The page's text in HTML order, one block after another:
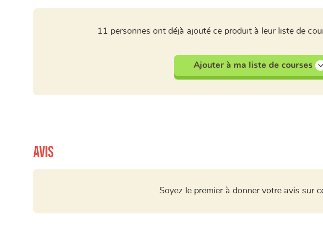
11 personnes ont déjà ajouté ce produit à leur liste de
Ajouter à ma liste de courses
Avis
Soyez le premier à donner votre avis sur